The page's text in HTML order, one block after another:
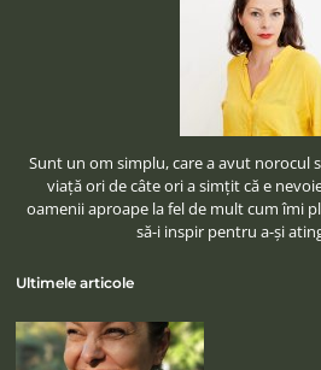
Sunt un om simplu, care a avut norocul
viaţă ori de câte ori a simţit că e
oamenii aproape la fel de mult cum îmi
să-i inspir pentru a-şi
Ultimele articole